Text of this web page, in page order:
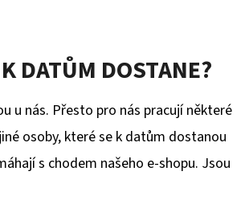
DATŮM DOSTANE?
u nás. Přesto pro nás pracují některé
osoby, které se k datům dostanou
s chodem našeho e-shopu. Jsou